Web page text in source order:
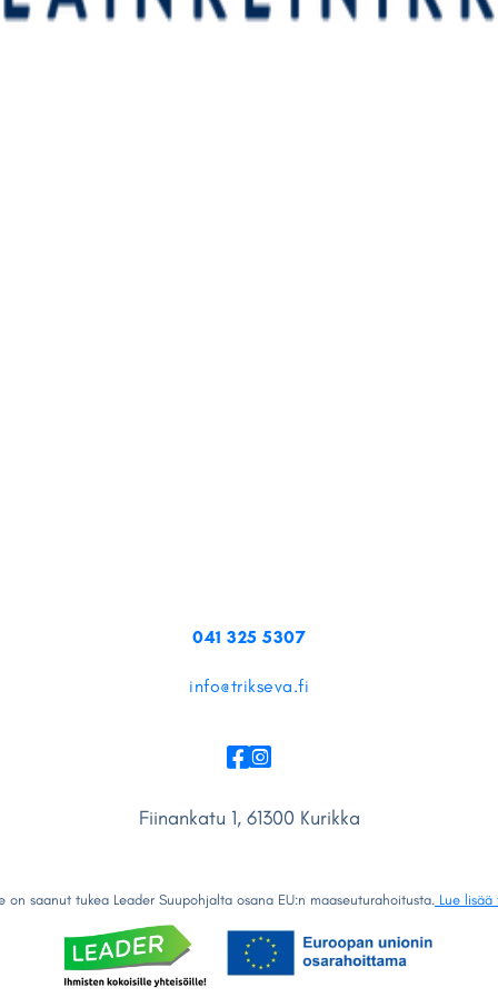
041 325 5307
info@trikseva.fi
 
Fiinankatu 1, 61300 Kurikka
on saanut tukea Leader Suupohjalta osana EU:n maaseuturahoitusta. Lue lisää